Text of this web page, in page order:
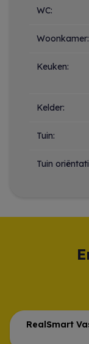
WC:
Woonkamer:
Keuken:
Kelder:
Tuin:
Tuin
RealSmart